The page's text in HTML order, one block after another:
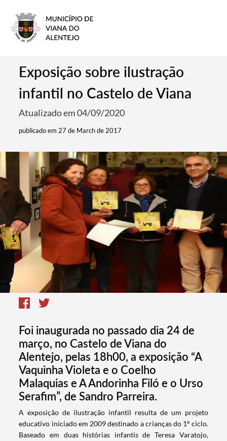
Exposição sobre ilustração
infantil no Castelo de Viana
Atualizado em 04/09/2020
publicado em 27 de March de 2017
Foi inaugurada no passado dia 24 de
março, no Castelo de Viana do
Alentejo, pelas 18h00, a exposição “A
Vaquinha Violeta e o Coelho
Malaquias e A Andorinha Filó e o Urso
Serafim”, de Sandro Parreira.
​A exposição de ilustração infantil resulta de um projeto
educativo iniciado em 2009 destinado a crianças do 1º ciclo.
Baseado em duas histórias infantis de Teresa Varatojo,